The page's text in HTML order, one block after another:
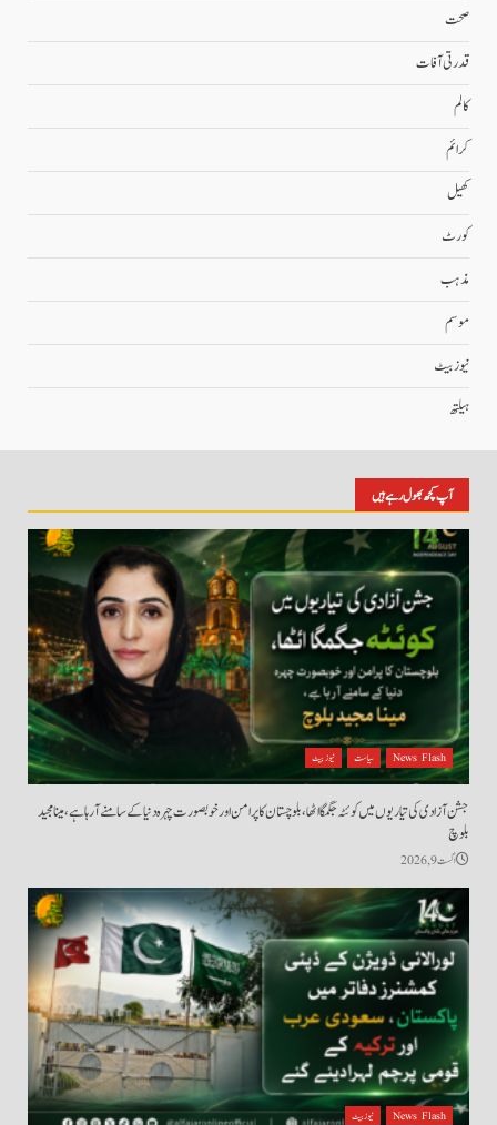
صحت
قدرتی آفات
کالم
کرائم
کھیل
کورٹ
مذہب
موسم
نیوز بیٹ
ہیلتھ
آپ کچھ بھول رہے ہیں
News Flash سیاست نیوز بیٹ
جشن آزادی کی تیاریوں میں کوئٹہ جگمگا اٹھا، بلوچستان کا پرامن اور خوبصورت چہرہ دنیا کے سامنے آ رہا ہے، مینا مجید
بلوچ
اگست 9, 2026
News Flash نیوز بیٹ